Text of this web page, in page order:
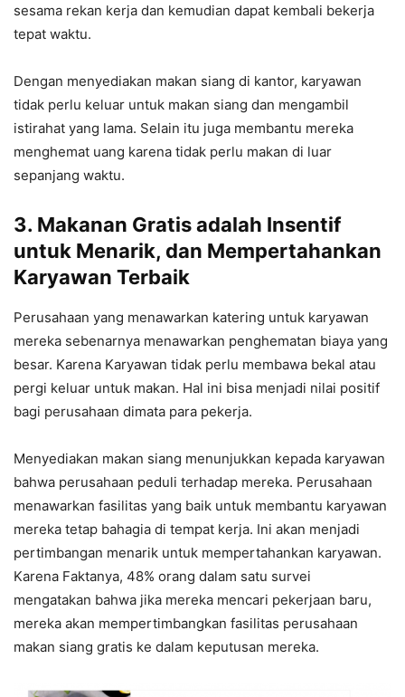
sesama rekan kerja dan kemudian dapat kembali bekerja
tepat waktu.
Dengan menyediakan makan siang di kantor, karyawan
tidak perlu keluar untuk makan siang dan mengambil
istirahat yang lama. Selain itu juga membantu mereka
menghemat uang karena tidak perlu makan di luar
sepanjang waktu.
3. Makanan Gratis adalah Insentif
untuk Menarik, dan Mempertahankan
Karyawan Terbaik
Perusahaan yang menawarkan katering untuk karyawan
mereka sebenarnya menawarkan penghematan biaya yang
besar. Karena Karyawan tidak perlu membawa bekal atau
pergi keluar untuk makan. Hal ini bisa menjadi nilai positif
bagi perusahaan dimata para pekerja.
Menyediakan makan siang menunjukkan kepada karyawan
bahwa perusahaan peduli terhadap mereka. Perusahaan
menawarkan fasilitas yang baik untuk membantu karyawan
mereka tetap bahagia di tempat kerja. Ini akan menjadi
pertimbangan menarik untuk mempertahankan karyawan.
Karena Faktanya, 48% orang dalam satu survei
mengatakan bahwa jika mereka mencari pekerjaan baru,
mereka akan mempertimbangkan fasilitas perusahaan
makan siang gratis ke dalam keputusan mereka.